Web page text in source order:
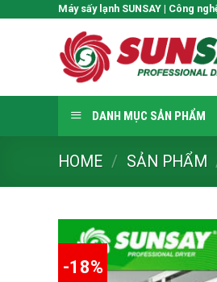
Máy sấy lạnh SUNSAY | Công
DANH MỤC SẢN PHẨM
HOME / SẢN PHẨM
-18%